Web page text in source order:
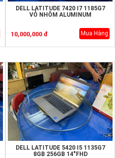
DELL LATITUDE 7420 I7 1185G7
VỎ NHÔM ALUMINUM
10,000,000 đ Mua Hàng
DELL LATITUDE 5420 I5 1135G7
8GB 256GB 14"FHD